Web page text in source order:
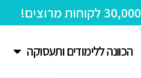
הכוונה ללימודים ותעסוקה